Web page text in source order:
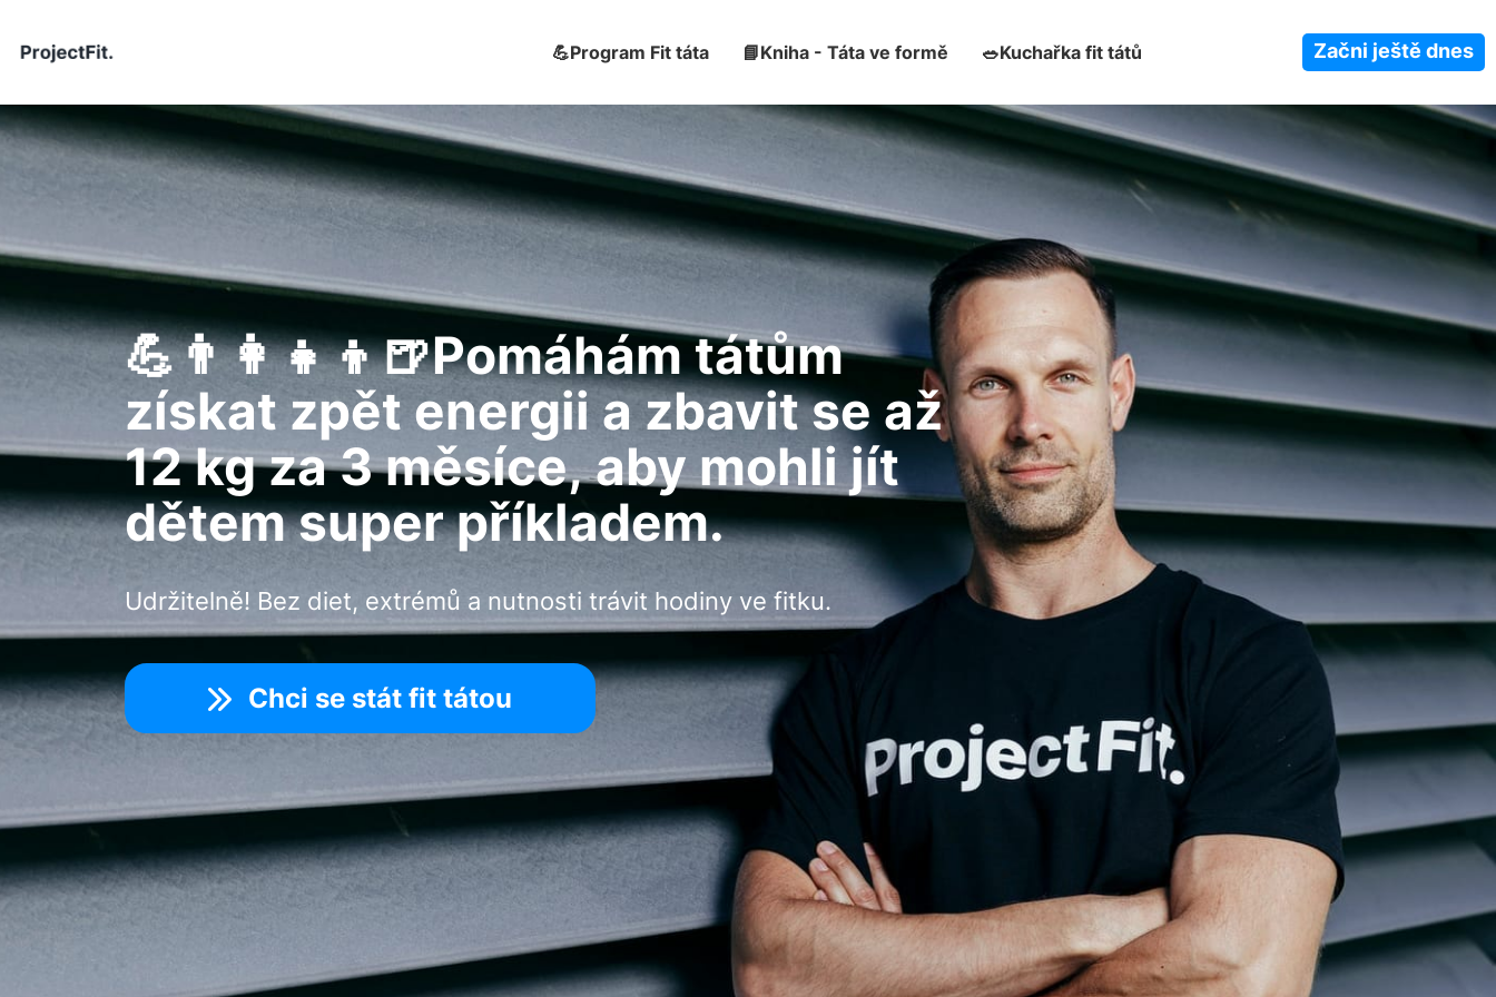
💪Program Fit táta 📘Kniha - Táta ve formě 🥗Kuchařka fit tátů Začni ještě dnes
💪👨‍👩‍👧‍👦🍺Pomáhám tátům
získat zpět energii a zbavit se až
12 kg za 3 měsíce, aby mohli jít
dětem super příkladem.
Udržitelně! Bez diet, extrémů a nutnosti trávit hodiny ve fitku.
Chci se stát fit tátou